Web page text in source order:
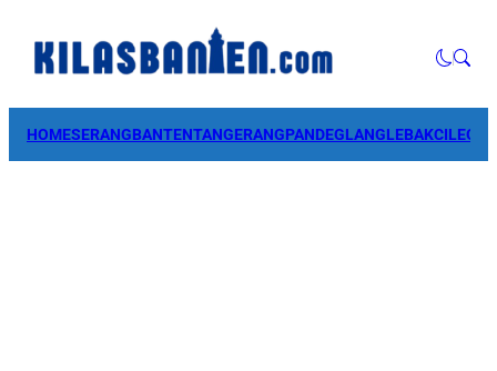
HOMESERANGBANTENTANGERANGPANDEGLANGLEBAK